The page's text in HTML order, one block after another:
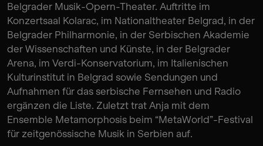
Belgrader Musik-Opern-Theater. Auftritte im
Konzertsaal Kolarac, im Nationaltheater Belgrad, in der
Belgrader Philharmonie, in der Serbischen Akademie
der Wissenschaften und Künste, in der Belgrader
Arena, im Verdi-Konservatorium, im Italienischen
Kulturinstitut in Belgrad sowie Sendungen und
Aufnahmen für das serbische Fernsehen und Radio
ergänzen die Liste. Zuletzt trat Anja mit dem
Ensemble Metamorphosis beim “MetaWorld”-Festival
für zeitgenössische Musik in Serbien auf.